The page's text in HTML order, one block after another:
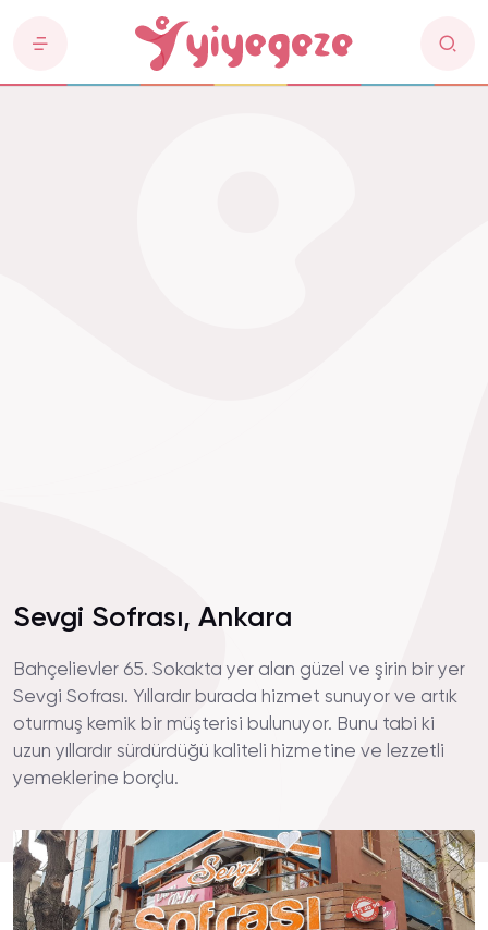
Sevgi Sofrası, Ankara
Bahçelievler 65. Sokakta yer alan güzel ve şirin bir yer
Sevgi Sofrası. Yıllardır burada hizmet sunuyor ve artık
oturmuş kemik bir müşterisi bulunuyor. Bunu tabi ki
uzun yıllardır sürdürdüğü kaliteli hizmetine ve lezzetli
yemeklerine borçlu.